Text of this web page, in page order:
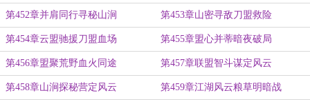
第452章并肩同行寻秘山涧 第453章山密寻敌刀盟救险
第454章云盟驰援刀盟血场 第455章盟心并蒂暗夜破局
第456章盟聚荒野血火同途 第457章联盟智斗谋定风云
第458章山涧探秘营定风云 第459章江湖风云粮草明暗战